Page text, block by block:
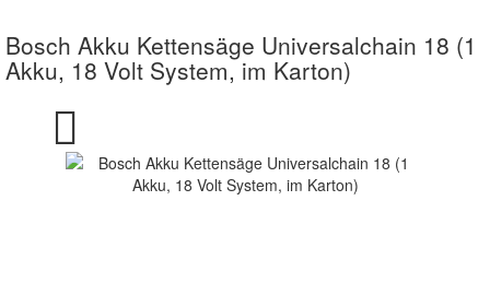
Bosch Akku Kettensäge Universalchain 18 (1
Akku, 18 Volt System, im Karton)